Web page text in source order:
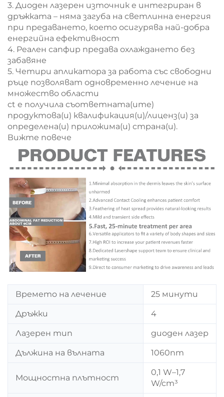
3. Диоден лазерен източник е интегриран в
дръжката – няма загуба на светлинна енергия
при предаването, което осигурява най-добра
енергийна ефективност
4. Реален сапфир предава охлаждането без
забавяне
5. Четири апликатора за работа със свободни
ръце позволяват одновременно лечение на
множество области
ct е получила съответната(ите)
продуктова(и) квалификация(и)/лиценз(и) за
определена(и) приложима(и) страна(и).
Вижте повече
Времето на лечение 25 минути
Дръжки 4
Лазерен тип диоден лазер
Дължина на вълната 1060nm
Мощностна плътност
0,1 W–1,7
W/cm³